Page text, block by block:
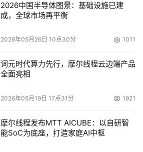
2026中国半导体图景：基础设施已建
成，全球市场再平衡
2026年05月26日 10点30分 1011
词元时代算力先行，摩尔线程云边端产品
全面亮相
2026年05月19日 17点31分 1921
摩尔线程发布MTT AICUBE：以自研智
能SoC为底座，打造家庭AI中枢